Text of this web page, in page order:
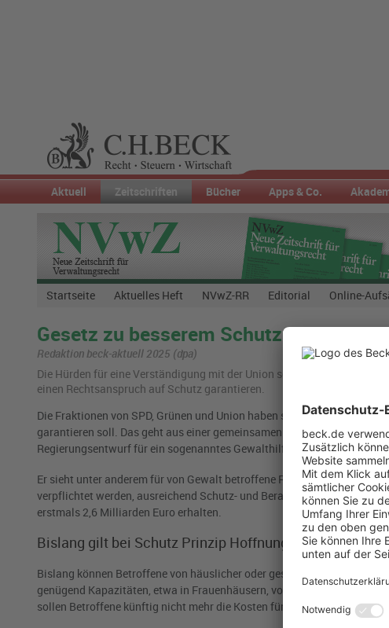
Aktuell Zeitschriften Bücher Apps & Co.
Startseite Aktuelles Heft NVwZ-RR Editorial Online-
Gesetz zu besserem Schutz von
Redaktion beck-aktuell 2025 (dpa)
Die Hür­den für eine Ver­stän­di­gung mit der Union schie­nen groß, doch
einen Rechts­an­spruch auf Schutz ga­ran­tie­ren.
Die Fraktionen von SPD, Grünen und Union haben sich auf ein Gesetz
garantieren soll. Das geht aus einer gemeinsamen Presseerklärung
Regierungsentwurf für ein sogenanntes Gewalthilfegesetz noch in
Er sieht unter anderem für von Gewalt betroffene Frauen und Kinder
verpflichtet werden, ausreichend Schutz- und Beratungsangebote zu
erstmals 2,6 Milliarden Euro erhalten.
Bislang gilt bei Schutz Prinzip Hoffnung
Bislang können Betroffene von häuslicher oder
genügend Kapazitäten, etwa in Frauenhäusern, vorhanden sind. Der
sollen Betroffene künftig nicht mehr die Kosten für eine Unterbringung